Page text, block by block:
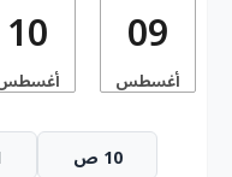
09
أغسطس
10
10 ص